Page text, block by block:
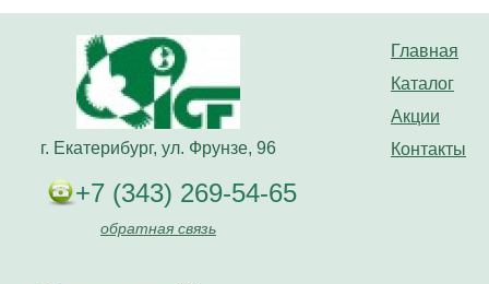
Главная
Каталог
Акции
Контакты
г. Екатерибург, ул. Фрунзе, 96
+7 (343) 269-54-65
обратная связь